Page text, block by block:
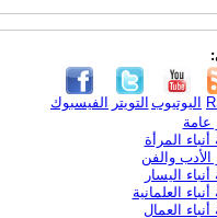
الفيسبوك التويتر اليوتيوب
عامة
أنباء المرأة
الأدب والفن
أنباء اليسار
أنباء العلمانية
أنباء العمال